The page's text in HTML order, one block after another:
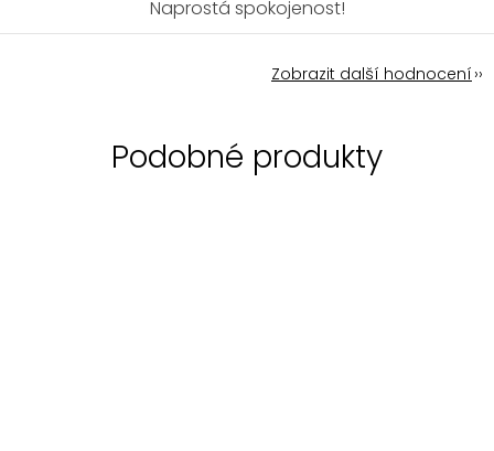
Naprostá spokojenost!
Zobrazit další hodnocení